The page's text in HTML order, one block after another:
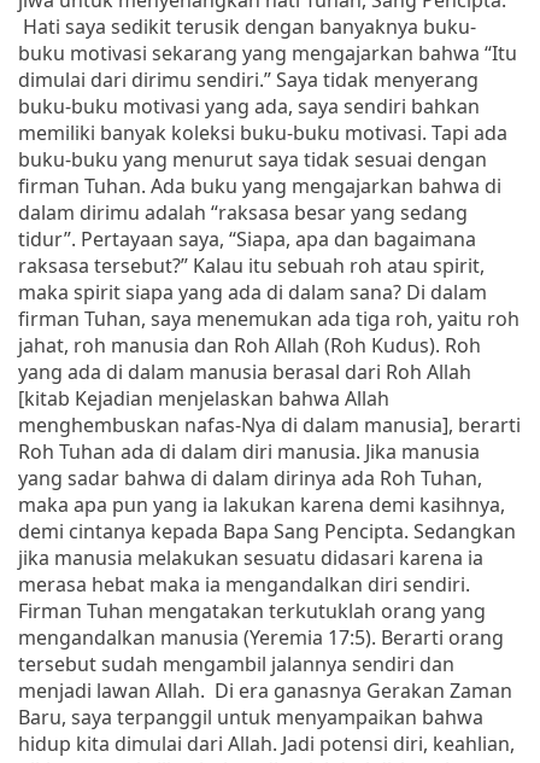
Hati saya sedikit terusik dengan banyaknya buku-
buku motivasi sekarang yang mengajarkan bahwa “Itu
dimulai dari dirimu sendiri.” Saya tidak menyerang
buku-buku motivasi yang ada, saya sendiri bahkan
memiliki banyak koleksi buku-buku motivasi. Tapi ada
buku-buku yang menurut saya tidak sesuai dengan
firman Tuhan. Ada buku yang mengajarkan bahwa di
dalam dirimu adalah “raksasa besar yang sedang
tidur”. Pertayaan saya, “Siapa, apa dan bagaimana
raksasa tersebut?” Kalau itu sebuah roh atau spirit,
maka spirit siapa yang ada di dalam sana? Di dalam
firman Tuhan, saya menemukan ada tiga roh, yaitu roh
jahat, roh manusia dan Roh Allah (Roh Kudus). Roh
yang ada di dalam manusia berasal dari Roh Allah
[kitab Kejadian menjelaskan bahwa Allah
menghembuskan nafas-Nya di dalam manusia], berarti
Roh Tuhan ada di dalam diri manusia. Jika manusia
yang sadar bahwa di dalam dirinya ada Roh Tuhan,
maka apa pun yang ia lakukan karena demi kasihnya,
demi cintanya kepada Bapa Sang Pencipta. Sedangkan
jika manusia melakukan sesuatu didasari karena ia
merasa hebat maka ia mengandalkan diri sendiri.
Firman Tuhan mengatakan terkutuklah orang yang
mengandalkan manusia (Yeremia 17:5). Berarti orang
tersebut sudah mengambil jalannya sendiri dan
menjadi lawan Allah. Di era ganasnya Gerakan Zaman
Baru, saya terpanggil untuk menyampaikan bahwa
hidup kita dimulai dari Allah. Jadi potensi diri, keahlian,